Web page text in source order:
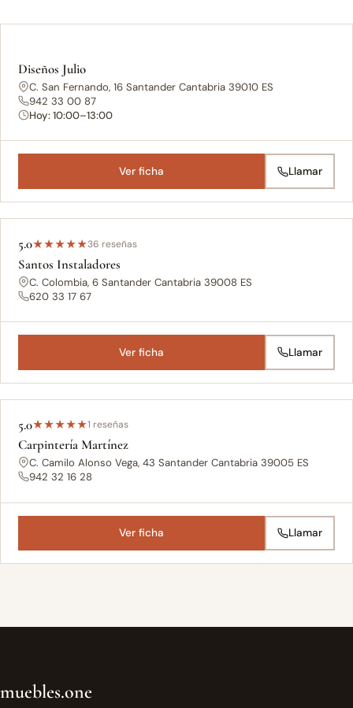
Diseños Julio
C. San Fernando, 16 Santander Cantabria 39010 ES
942 33 00 87
Hoy: 10:00–13:00
Ver ficha Llamar
5.0★★★★★36 reseñas
Santos Instaladores
C. Colombia, 6 Santander Cantabria 39008 ES
620 33 17 67
Ver ficha Llamar
5.0★★★★★1 reseñas
Carpintería Martínez
C. Camilo Alonso Vega, 43 Santander Cantabria 39005 ES
942 32 16 28
Ver ficha Llamar
muebles.one